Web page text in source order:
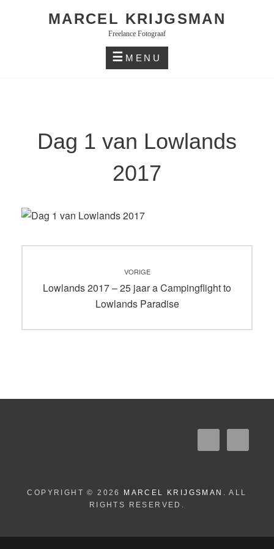
MARCEL KRIJGSMAN
Freelance Fotograaf
MENU
Dag 1 van Lowlands
2017
navigatie
VORIGE
Vorig
Lowlands 2017 – 25 jaar a Campingflight to
Lowlands Paradise
COPYRIGHT © 2026 MARCEL KRIJGSMAN . ALL
RIGHTS RESERVED.